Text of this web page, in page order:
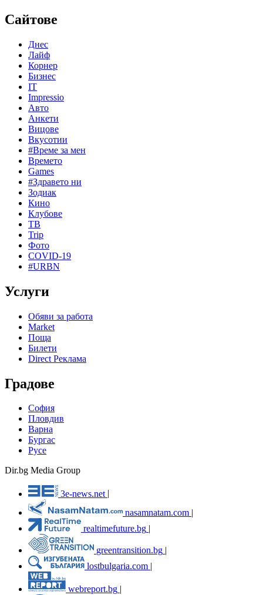
Сайтове
Днес
Лайф
Корнер
Бизнес
IT
Impressio
Авто
Анкети
Вицове
Вкусотии
#Време за мен
Времето
Games
#Здравето ни
Зодиак
Кино
Клубове
ТВ
Trip
Фото
COVID-19
#URBN
Услуги
Обяви за работа
Market
Поща
Билети
Direct Реклама
Градове
София
Пловдив
Варна
Бургас
Русе
Dir.bg Media Group
3e-news.net
nasamnatam.com |
realtimefuture.bg |
greentransition.bg |
lostbulgaria.com |
webreport.bg